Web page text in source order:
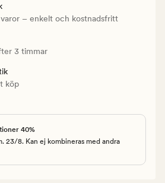
– enkelt och kostnadsfritt
3 timmar
köp
40%
23/8. Kan ej kombineras med andra